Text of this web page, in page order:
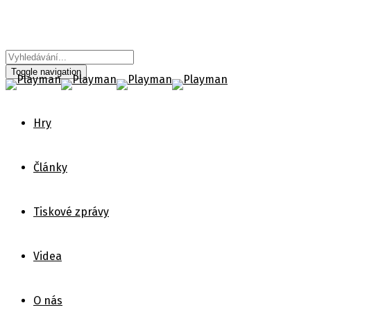
Toggle navigation
Hry
Články
Tiskové zprávy
Videa
O nás